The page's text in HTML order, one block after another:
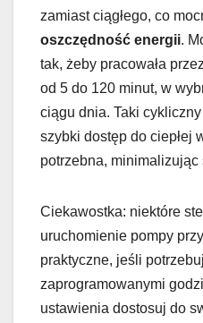
zamiast ciągłego, co
oszczędność energii.
tak, żeby pracowała
od 5 do 120 minut, w
ciągu dnia. Taki
szybki dostęp do ciepłej
potrzebna, minimalizując
Ciekawostka: niektóre
uruchomienie pompy
praktyczne, jeśli
zaprogramowanymi
ustawienia dostosuj do